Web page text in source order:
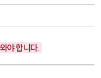
야 합니다.